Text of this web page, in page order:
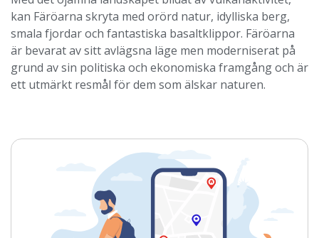
kan Färöarna skryta med orörd natur, idylliska berg,
smala fjordar och fantastiska basaltklippor. Färöarna
är bevarat av sitt avlägsna läge men moderniserat på
grund av sin politiska och ekonomiska framgång och är
ett utmärkt resmål för dem som älskar naturen.